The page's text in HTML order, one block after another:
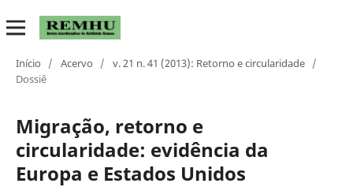
Início / Acervo / v. 21 n. 41 (2013): Retorno e circularidade /
Dossiê
Migração, retorno e
circularidade: evidência da
Europa e Estados Unidos